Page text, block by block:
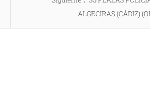
siguiente:
ALGECIRAS (CÁDIZ)